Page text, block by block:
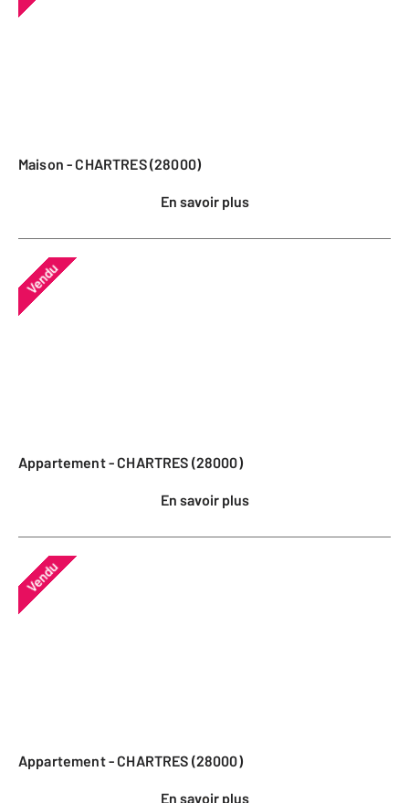
Maison - CHARTRES (28000)
En savoir plus
Vendu
Appartement - CHARTRES (28000)
En savoir plus
Vendu
Appartement - CHARTRES (28000)
En savoir plus